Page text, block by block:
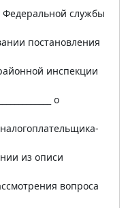
Федеральной службы
постановления
инспекции
о
из описи
вопроса